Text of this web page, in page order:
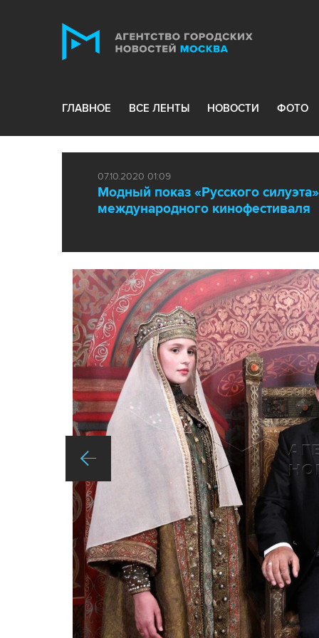
ГЛАВНОЕ ВСЕ ЛЕНТЫ НОВОСТИ ФОТО
07.10.2020 01:09
Модный показ «Русского
международного кинофестиваля